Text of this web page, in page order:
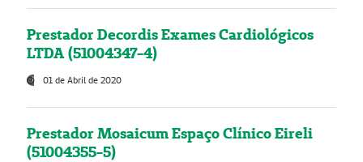
Prestador Decordis Exames Cardiológicos
LTDA (51004347-4)
01 de Abril de 2020
Prestador Mosaicum Espaço Clínico Eireli
(51004355-5)